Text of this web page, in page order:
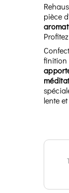
pièce
finition
lente